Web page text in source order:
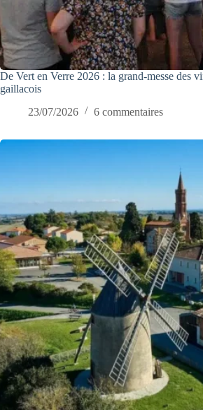
De Vert en Verre 2026 : la grand-messe des
gaillacois
23/07/2026
6 commentaires